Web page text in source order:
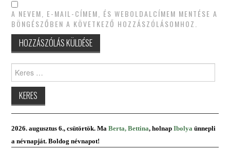
A NEVEM, E-MAIL-CÍMEM, ÉS WEBOLDALCÍMEM MENTÉSE A
BÖNGÉSZŐBEN A KÖVETKEZŐ HOZZÁSZÓLÁSOMHOZ.
2026. augusztus 6., csütörtök. MaBerta, Bettina, holnap Ibolya ünnepli
a névnapját. Boldog névnapot!